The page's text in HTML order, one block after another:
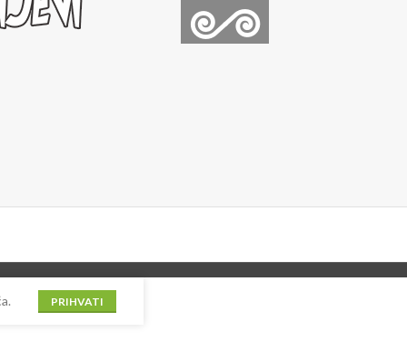
PRIHVATI